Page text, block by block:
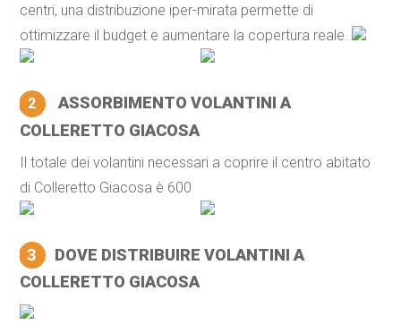
centri, una distribuzione iper-mirata permette di
ottimizzare il budget e aumentare la copertura reale.
2
ASSORBIMENTO VOLANTINI A
COLLERETTO GIACOSA
Il totale dei volantini necessari a coprire il centro abitato
di Colleretto Giacosa è 600
3
DOVE DISTRIBUIRE VOLANTINI A
COLLERETTO GIACOSA